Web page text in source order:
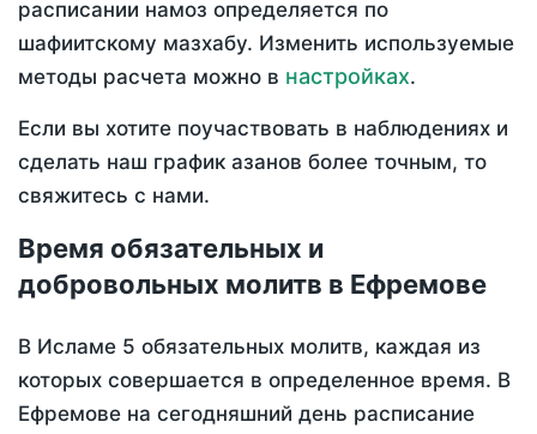
расписании намоз определяется по
шафиитскому мазхабу. Изменить используемые
методы расчета можно в настройках.
Если вы хотите поучаствовать в наблюдениях и
сделать наш график азанов более точным, то
свяжитесь с нами.
Время обязательных и
добровольных молитв в Ефремове
В Исламе 5 обязательных молитв, каждая из
которых совершается в определенное время. В
Ефремове на сегодняшний день расписание